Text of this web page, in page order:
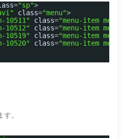
="sp">
class="menu">
10511" class="menu-item
10512" class="menu-item
10519" class="menu-item
10520" class="menu-item
。